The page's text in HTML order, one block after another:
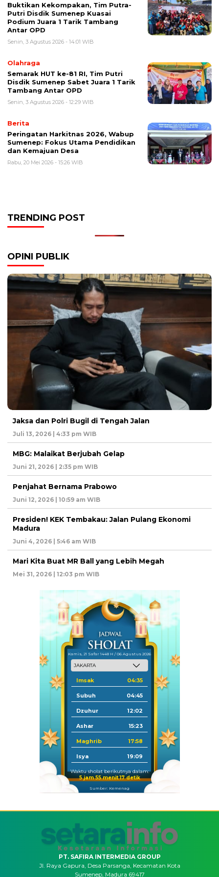
Buktikan Kekompakan, Tim Putra-
Putri Disdik Sumenep Kuasai
Podium Juara 1 Tarik Tambang
Antar OPD
Senin, 3 Agustus 2026 - 14:01 WIB
Olahraga
Semarak HUT ke-81 RI, Tim Putri
Disdik Sumenep Sabet Juara 1 Tarik
Tambang Antar OPD
Senin, 3 Agustus 2026 - 12:29 WIB
Berita
Peringatan Harkitnas 2026, Wabup
Sumenep: Fokus Utama Pendidikan
dan Kemajuan Desa
Rabu, 20 Mei 2026 - 15:26 WIB
TRENDING POST
OPINI PUBLIK
Jaksa dan Polri Bugil di Tengah Jalan
Juli 13, 2026 | 4:33 pm WIB
MBG: Malaikat Berjubah Gelap
Juni 21, 2026 | 2:35 pm WIB
Penjahat Bernama Prabowo
Juni 12, 2026 | 10:59 am WIB
Presiden! KEK Tembakau: Jalan Pulang Ekonomi
Madura
Juni 4, 2026 | 5:46 am WIB
Mari Kita Buat MR Ball yang Lebih Megah
Mei 31, 2026 | 12:03 pm WIB
Kamis, 21 Safar 1448 H / 06 Agustus 2026
Imsak 04:35
Subuh 04:45
Dzuhur 12:02
Ashar 15:23
Maghrib 17:58
Isya 19:09
Waktu sholat berikutnya dalam:
5 jam 55 menit 17 detik
Sumber: Kemenag
PT. SAFIRA INTERMEDIA GROUP
Jl. Raya Gapura, Desa Parsanga, Kecamatan Kota
Sumenep, Madura 69417